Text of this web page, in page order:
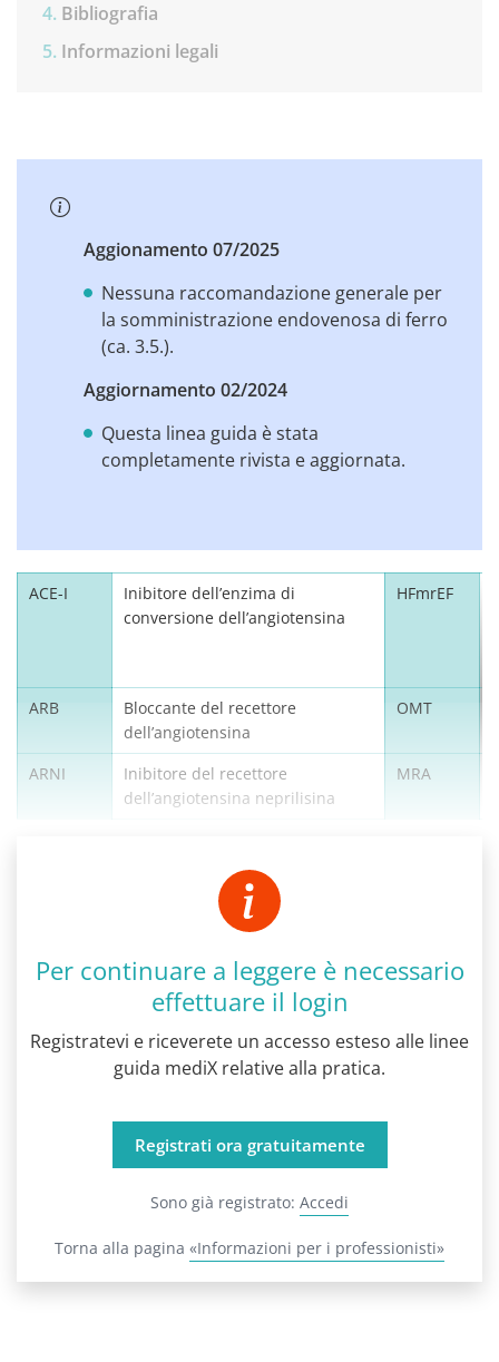
Bibliografia
Informazioni legali
Aggionamento 07/2025
Nessuna raccomandazione generale per
la somministrazione endovenosa di ferro
(ca. 3.5.).
Aggiornamento 02/2024
Questa linea guida è stata
completamente rivista e aggiornata.
ACE-I
Inibitore dell’enzima di
conversione dell’angiotensina
HFmrEF
ARB
Bloccante del recettore
dell’angiotensina
OMT
ARNI
Inibitore del recettore
dell’angiotensina neprilisina
MRA
Per continuare a leggere è necessario
effettuare il login
Registratevi e riceverete un accesso esteso alle linee
guida mediX relative alla pratica.
Registrati ora gratuitamente
Sono già registrato: Accedi
Torna alla pagina «Informazioni per i professionisti»